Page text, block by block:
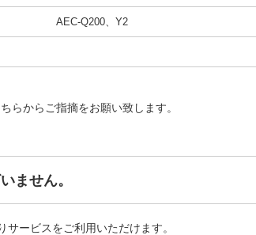
AEC-Q200、Y2
らからご指摘をお願い致します。
ません。
ービスをご利用いただけます。